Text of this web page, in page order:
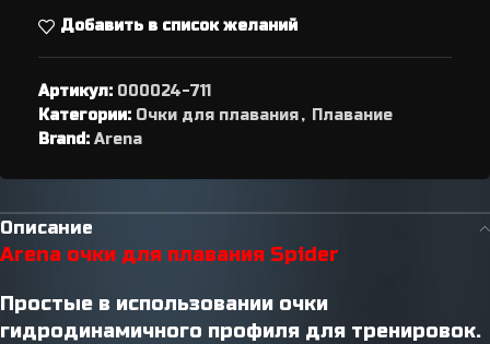
Добавить в список желаний
Артикул: 000024-711
Категории: Очки для плавания, Плавание
Brand: Arena
Описание
Arena очки для плавания Spider
Простые в использовании очки
гидродинамичного профиля для тренировок.